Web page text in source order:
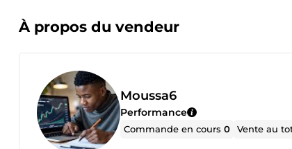
À propos du vendeur
Moussa6
Performance
Commande en cours0 Vente au